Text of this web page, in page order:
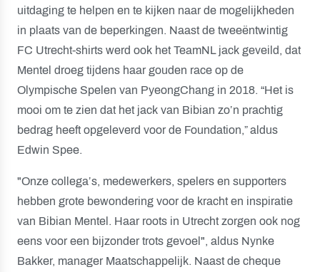
uitdaging te helpen en te kijken naar de mogelijkheden
in plaats van de beperkingen. Naast de tweeëntwintig
FC Utrecht-shirts werd ook het TeamNL jack geveild, dat
Mentel droeg tijdens haar gouden race op de
Olympische Spelen van PyeongChang in 2018. “Het is
mooi om te zien dat het jack van Bibian zo’n prachtig
bedrag heeft opgeleverd voor de Foundation,” aldus
Edwin Spee.
"Onze collega’s, medewerkers, spelers en supporters
hebben grote bewondering voor de kracht en inspiratie
van Bibian Mentel. Haar roots in Utrecht zorgen ook nog
eens voor een bijzonder trots gevoel", aldus Nynke
Bakker, manager Maatschappelijk. Naast de cheque